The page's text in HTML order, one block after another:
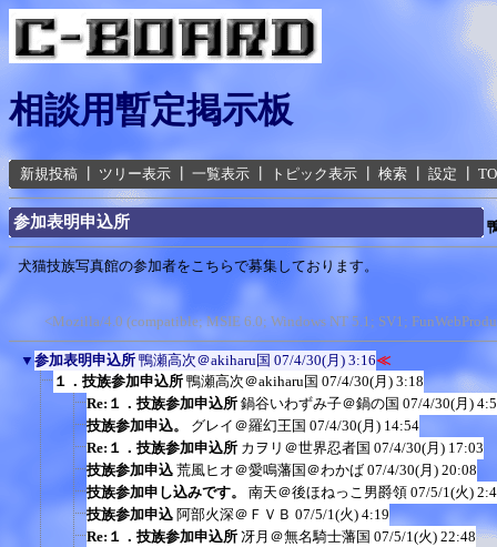
相談用暫定掲示板
新規投稿 ツリー表示 一覧表示 トピック表示 検索 設定
参加表明申込所
犬猫技族写真館の参加者をこちらで募集しております。
<Mozilla/4.0 (compatible; MSIE 6.0; Windows NT 5.1; SV1;
▼ 参加表明申込所 鴨瀬高次＠akiharu国 07/4/30(月) 3:16≪
１．技族参加申込所 鴨瀬高次＠akiharu国 07/4/30(月) 3:18
Re:１．技族参加申込所 鍋谷いわずみ子＠鍋の国 07/4/30(月)
技族参加申込。 グレイ＠羅幻王国 07/4/30(月) 14:54
Re:１．技族参加申込所 カヲリ＠世界忍者国 07/4/30(月) 17:03
技族参加申込 荒風ヒオ＠愛鳴藩国＠わかば 07/4/30(月) 20:08
技族参加申し込みです。 南天＠後ほねっこ男爵領 07/5/1(火)
技族参加申込 阿部火深＠ＦＶＢ 07/5/1(火) 4:19
Re:１．技族参加申込所 冴月＠無名騎士藩国 07/5/1(火) 22:48